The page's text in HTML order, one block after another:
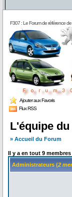
F307 : Le Forum de référence
Ajouter aux Favoris
Flux RSS
L'équipe
» Accueil du Forum
Il y a en tout 9
Administrateurs (2